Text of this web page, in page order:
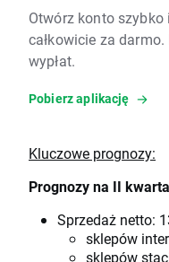
Otwórz konto
całkowicie za
wypłat.
Pobierz aplikację
Kluczowe prognozy:
Prognozy na II
Sprzedaż netto:
sklepów
sklepów